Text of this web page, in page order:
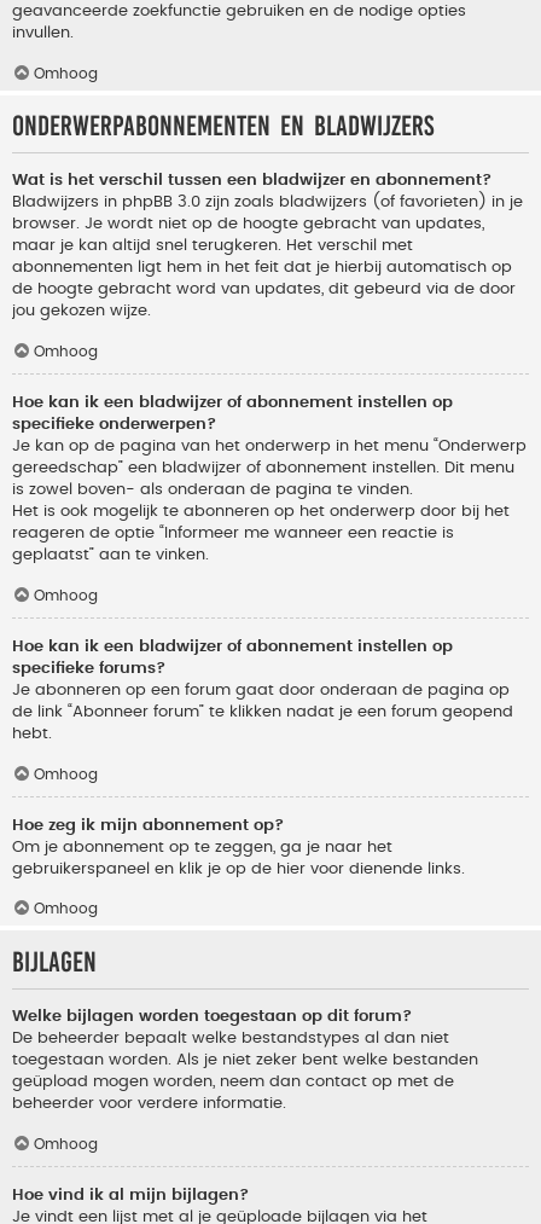
geavanceerde zoekfunctie gebruiken en de nodige opties
invullen.
Omhoog
Onderwerpabonnementen en bladwijzers
Wat is het verschil tussen een bladwijzer en abonnement?
Bladwijzers in phpBB 3.0 zijn zoals bladwijzers (of favorieten) in je
browser. Je wordt niet op de hoogte gebracht van updates,
maar je kan altijd snel terugkeren. Het verschil met
abonnementen ligt hem in het feit dat je hierbij automatisch op
de hoogte gebracht word van updates, dit gebeurd via de door
jou gekozen wijze.
Omhoog
Hoe kan ik een bladwijzer of abonnement instellen op
specifieke onderwerpen?
Je kan op de pagina van het onderwerp in het menu “Onderwerp
gereedschap” een bladwijzer of abonnement instellen. Dit menu
is zowel boven- als onderaan de pagina te vinden.
Het is ook mogelijk te abonneren op het onderwerp door bij het
reageren de optie “Informeer me wanneer een reactie is
geplaatst” aan te vinken.
Omhoog
Hoe kan ik een bladwijzer of abonnement instellen op
specifieke forums?
Je abonneren op een forum gaat door onderaan de pagina op
de link “Abonneer forum” te klikken nadat je een forum geopend
hebt.
Omhoog
Hoe zeg ik mijn abonnement op?
Om je abonnement op te zeggen, ga je naar het
gebruikerspaneel en klik je op de hier voor dienende links.
Omhoog
Bijlagen
Welke bijlagen worden toegestaan op dit forum?
De beheerder bepaalt welke bestandstypes al dan niet
toegestaan worden. Als je niet zeker bent welke bestanden
geüpload mogen worden, neem dan contact op met de
beheerder voor verdere informatie.
Omhoog
Hoe vind ik al mijn bijlagen?
Je vindt een lijst met al je geüploade bijlagen via het